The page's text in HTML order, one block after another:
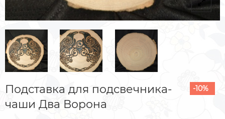
-10%
Подставка для подсвечника-
чаши Два Ворона